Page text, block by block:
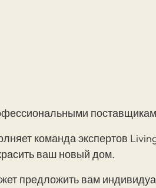
команда экспертов
ваш новый дом.
предложить вам